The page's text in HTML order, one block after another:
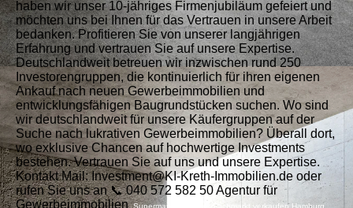
haben wir unser 10-jähriges Firmenjubiläum gefeiert und
möchten uns bei Ihnen für das Vertrauen in unsere Arbeit
bedanken. Profitieren Sie von unserer langjährigen
Erfahrung und vertrauen Sie auf unsere Expertise.
Deutschlandweit betreuen wir inzwischen rund 250
Investorengruppen, die kontinuierlich für ihren eigenen
Ankauf nach neuen Gewerbeimmobilien und
entwicklungsfähigen Baugrundstücken suchen. Wo sind
wir deutschlandweit für unsere Käufergruppen auf der
Suche nach lukrativen Gewerbeimmobilien? Überall dort,
wo exklusive Chancen auf hochwertige Investments
bestehen. Vertrauen Sie auf uns und unsere Expertise.
Kontakt Mail: Investment@KI-Kreth-Immobilien.de oder
rufen Sie uns an 📞 040 572 582 50 Agentur für
Gewerbeimmobilien, Supermarkt und oder Fachmarkt verkaufen Hamburg,